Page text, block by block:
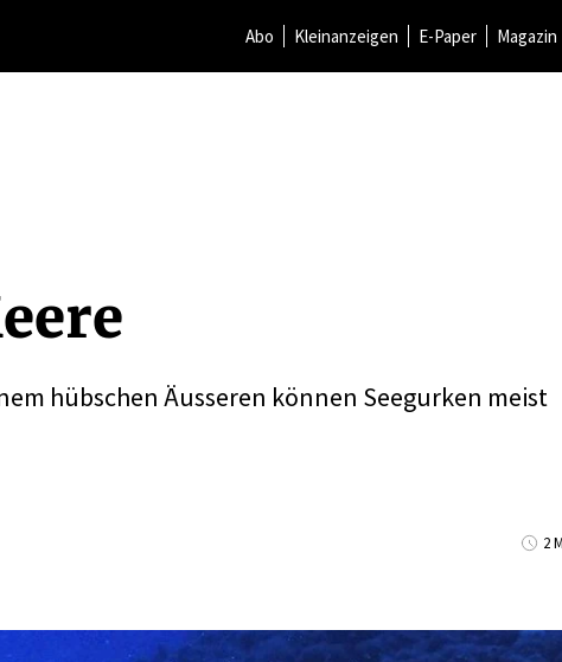
Abo Kleinanzeigen E-Paper Magazin
hübschen Äusseren können Seegurken meist
2